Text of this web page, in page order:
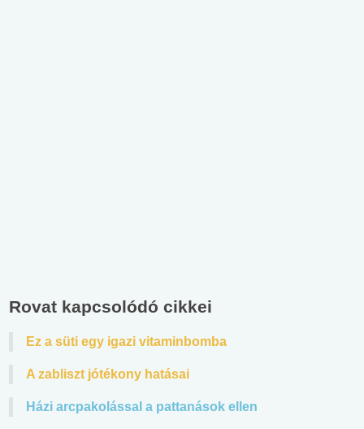
Rovat kapcsolódó cikkei
Ez a süti egy igazi vitaminbomba
A zabliszt jótékony hatásai
Házi arcpakolással a pattanások ellen